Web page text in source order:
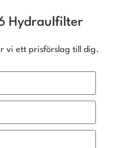
Hydraulfilter
vi ett prisförslag till dig.